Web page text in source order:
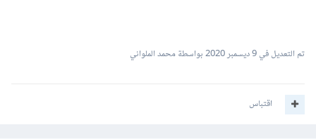
تم التعديل في9 ديسمبر 2020 بواسطة محمد الملواني
اقتباس